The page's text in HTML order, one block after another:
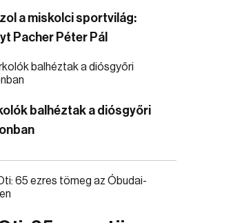
a miskolci sportvilág:
Pacher Péter Pál
balhéztak a diósgyőri